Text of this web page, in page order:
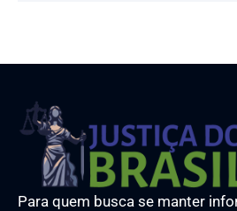
Para quem busca se manter